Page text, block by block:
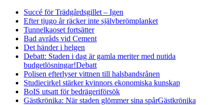
Succé för Trädgårdsgillet – Igen
Efter tjugo år räcker inte självberömplanket
Tunnelkaoset fortsätter
Bad avråds vid Cement
Det händer i helgen
Debatt: Staden i dag är gamla meriter med nutida
budgetlösningar!Debatt
Polisen efterlyser vittnen till halsbandsrånen
Studiecirkel stärker kvinnors ekonomiska kunskap
BoIS utsatt för bedrägeriförsök
Gästkrönika: När staden glömmer sina spårGästkrönika